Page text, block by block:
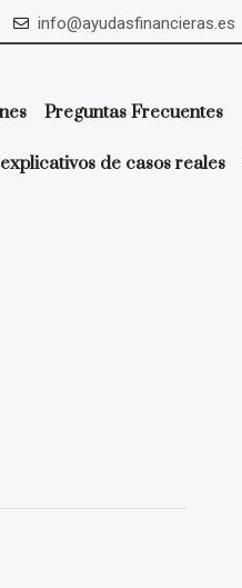
info@ayudasfinancieras.es
Preguntas Frecuentes
de casos reales